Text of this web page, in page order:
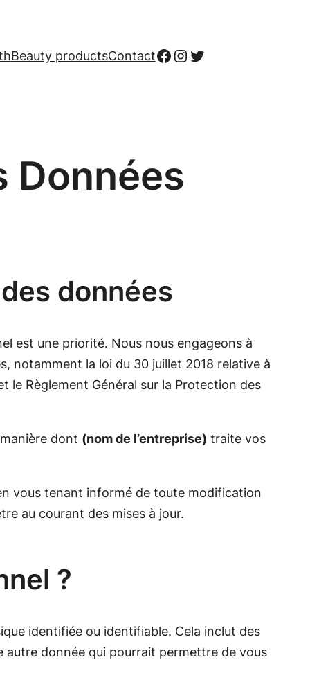
Beauty productsContactFacebook
Instagram
Twitter
Données
données
est une priorité. Nous nous engageons à
notamment la loi du 30 juillet 2018 relative à
le Règlement Général sur la Protection des
dont (nom de l’entreprise) traite vos
vous tenant informé de toute modification
au courant des mises à jour.
?
identifiée ou identifiable. Cela inclut des
autre donnée qui pourrait permettre de vous